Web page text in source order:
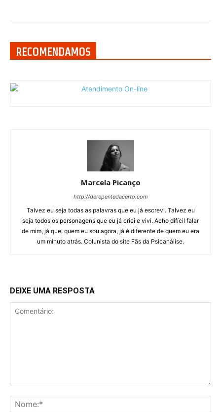
RECOMENDAMOS
Marcela Picanço
http://derepentedacerto.com
Talvez eu seja todas as palavras que eu já escrevi. Talvez eu
seja todos os personagens que eu já criei e vivi. Acho difícil falar
de mim, já que, quem eu sou agora, já é diferente de quem eu era
um minuto atrás. Colunista do site Fãs da Psicanálise.
DEIXE UMA RESPOSTA